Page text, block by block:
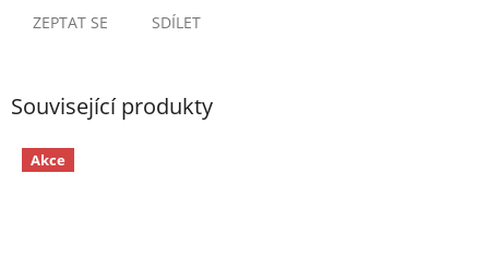
ZEPTAT SE SDÍLET
Související produkty
Akce